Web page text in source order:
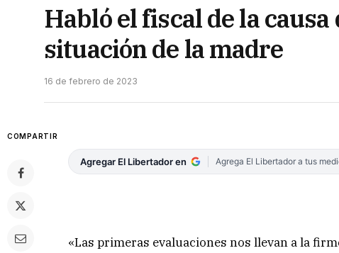
Habló el fiscal de la
situación de la madre
16 de febrero de 2023
COMPARTIR
Agregar El Libertador en Agrega El Libertador a tus
«Las primeras evaluaciones nos llevan a la